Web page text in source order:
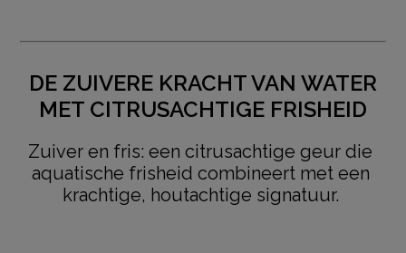
DE ZUIVERE KRACHT VAN WATER
MET CITRUSACHTIGE FRISHEID
Zuiver en fris: een citrusachtige geur die
aquatische frisheid combineert met een
krachtige, houtachtige signatuur.